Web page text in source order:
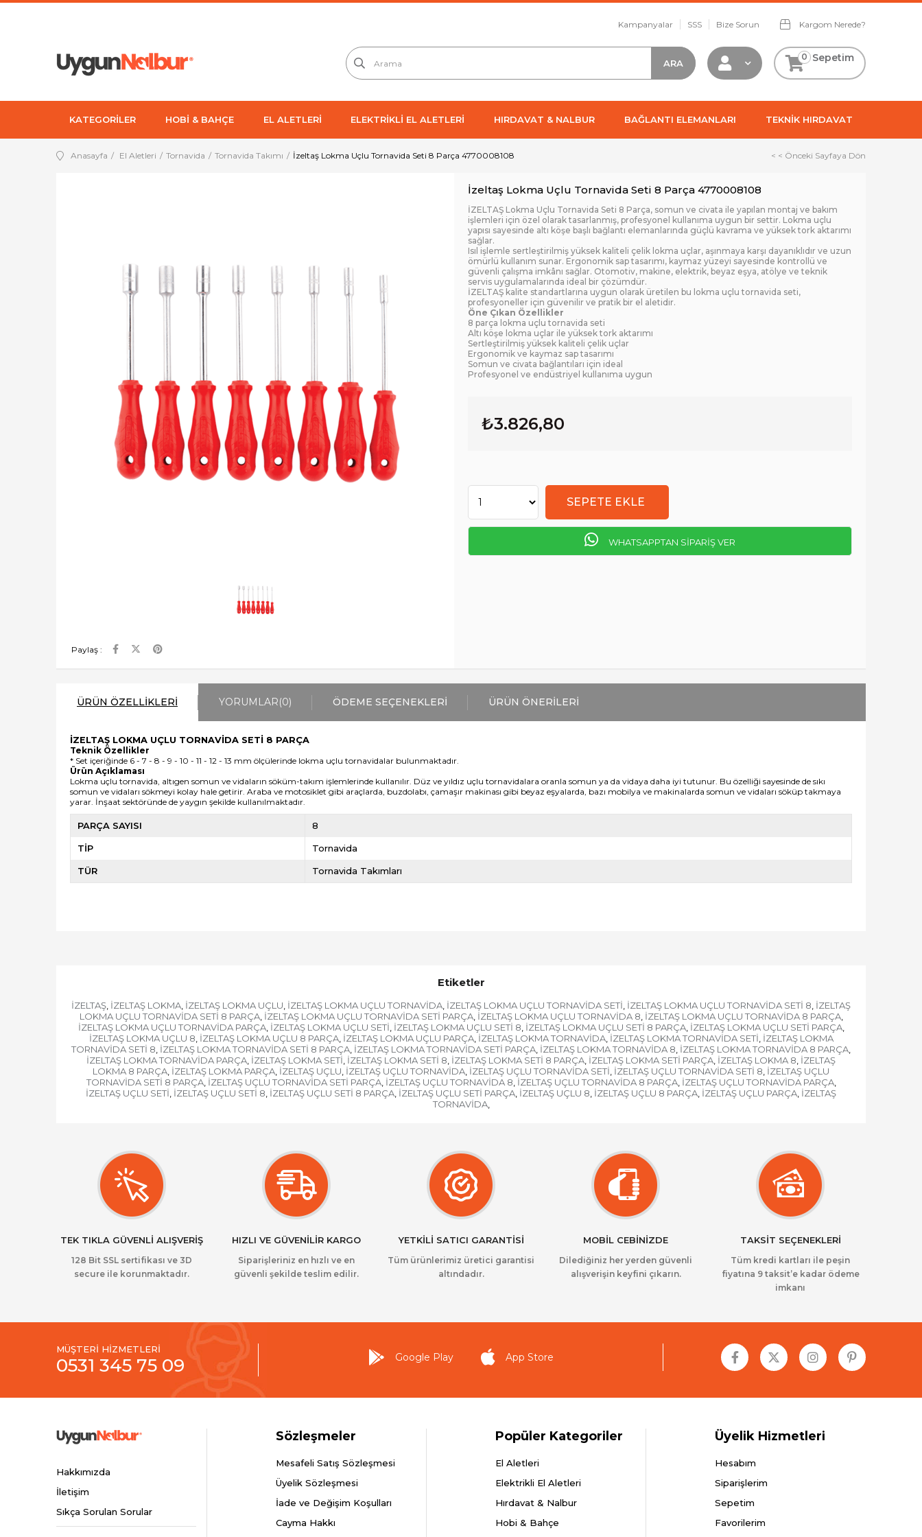
Kampanyalar SSS Bize Sorun Kargom Nerede?
Sepetim
0
KATEGORİLER HOBİ & BAHÇE EL ALETLERİ ELEKTRİKLİ EL ALETLERİ HIRDAVAT & NALBUR BAĞLANTI ELEMANLARI TEKNİK HIRDAVAT
Anasayfa El Aletleri Tornavida Tornavida Takımı İzeltaş Lokma Uçlu Tornavida Seti 8 Parça 4770008108 < < Önceki Sayfaya Dön
Paylaş :
İzeltaş Lokma Uçlu Tornavida Seti 8 Parça 4770008108
İZELTAŞ Lokma Uçlu Tornavida Seti 8 Parça, somun ve civata ile yapılan montaj ve bakım
işlemleri için özel olarak tasarlanmış, profesyonel kullanıma uygun bir settir. Lokma uçlu
yapısı sayesinde altı köşe başlı bağlantı elemanlarında güçlü kavrama ve yüksek tork aktarımı
sağlar.
Isıl işlemle sertleştirilmiş yüksek kaliteli çelik lokma uçlar, aşınmaya karşı dayanıklıdır ve uzun
ömürlü kullanım sunar. Ergonomik sap tasarımı, kaymaz yüzeyi sayesinde kontrollü ve
güvenli çalışma imkânı sağlar. Otomotiv, makine, elektrik, beyaz eşya, atölye ve teknik
servis uygulamalarında ideal bir çözümdür.
İZELTAŞ kalite standartlarına uygun olarak üretilen bu lokma uçlu tornavida seti,
profesyoneller için güvenilir ve pratik bir el aletidir.
Öne Çıkan Özellikler
8 parça lokma uçlu tornavida seti
Altı köşe lokma uçlar ile yüksek tork aktarımı
Sertleştirilmiş yüksek kaliteli çelik uçlar
Ergonomik ve kaymaz sap tasarımı
Somun ve civata bağlantıları için ideal
Profesyonel ve endüstriyel kullanıma uygun
₺3.826,80
WHATSAPPTAN SİPARİŞ VER
ÜRÜN ÖZELLIKLERI YORUMLAR(0) ÖDEME SEÇENEKLERI ÜRÜN ÖNERILERI
İZELTAŞ LOKMA UÇLU TORNAVİDA SETİ 8 PARÇA
Teknik Özellikler
* Set içeriğinde 6 - 7 - 8 - 9 - 10 - 11 - 12 - 13 mm ölçülerinde lokma uçlu tornavidalar bulunmaktadır.
Ürün Açıklaması
Lokma uçlu tornavida, altıgen somun ve vidaların söküm-takım işlemlerinde kullanılır. Düz ve yıldız uçlu tornavidalara oranla somun ya da vidaya daha iyi tutunur. Bu özelliği sayesinde de sıkı
somun ve vidaları sökmeyi kolay hale getirir. Araba ve motosiklet gibi araçlarda, buzdolabı, çamaşır makinası gibi beyaz eşyalarda, bazı mobilya ve makinalarda somun ve vidaları söküp takmaya
yarar. İnşaat sektöründe de yaygın şekilde kullanılmaktadır.
PARÇA SAYISI 8
TİP Tornavida
TÜR Tornavida Takımları
Etiketler
İZELTAŞ, İZELTAŞ LOKMA, İZELTAŞ LOKMA UÇLU, İZELTAŞ LOKMA UÇLU TORNAVİDA, İZELTAŞ LOKMA UÇLU TORNAVİDA SETİ, İZELTAŞ LOKMA UÇLU TORNAVİDA SETİ 8, İZELTAŞ
LOKMA UÇLU TORNAVİDA SETİ 8 PARÇA, İZELTAŞ LOKMA UÇLU TORNAVİDA SETİ PARÇA, İZELTAŞ LOKMA UÇLU TORNAVİDA 8, İZELTAŞ LOKMA UÇLU TORNAVİDA 8 PARÇA,
İZELTAŞ LOKMA UÇLU TORNAVİDA PARÇA, İZELTAŞ LOKMA UÇLU SETİ, İZELTAŞ LOKMA UÇLU SETİ 8, İZELTAŞ LOKMA UÇLU SETİ 8 PARÇA, İZELTAŞ LOKMA UÇLU SETİ PARÇA,
İZELTAŞ LOKMA UÇLU 8, İZELTAŞ LOKMA UÇLU 8 PARÇA, İZELTAŞ LOKMA UÇLU PARÇA, İZELTAŞ LOKMA TORNAVİDA, İZELTAŞ LOKMA TORNAVİDA SETİ, İZELTAŞ LOKMA
TORNAVİDA SETİ 8, İZELTAŞ LOKMA TORNAVİDA SETİ 8 PARÇA, İZELTAŞ LOKMA TORNAVİDA SETİ PARÇA, İZELTAŞ LOKMA TORNAVİDA 8, İZELTAŞ LOKMA TORNAVİDA 8 PARÇA,
İZELTAŞ LOKMA TORNAVİDA PARÇA, İZELTAŞ LOKMA SETİ, İZELTAŞ LOKMA SETİ 8, İZELTAŞ LOKMA SETİ 8 PARÇA, İZELTAŞ LOKMA SETİ PARÇA, İZELTAŞ LOKMA 8, İZELTAŞ
LOKMA 8 PARÇA, İZELTAŞ LOKMA PARÇA, İZELTAŞ UÇLU, İZELTAŞ UÇLU TORNAVİDA, İZELTAŞ UÇLU TORNAVİDA SETİ, İZELTAŞ UÇLU TORNAVİDA SETİ 8, İZELTAŞ UÇLU
TORNAVİDA SETİ 8 PARÇA, İZELTAŞ UÇLU TORNAVİDA SETİ PARÇA, İZELTAŞ UÇLU TORNAVİDA 8, İZELTAŞ UÇLU TORNAVİDA 8 PARÇA, İZELTAŞ UÇLU TORNAVİDA PARÇA,
İZELTAŞ UÇLU SETİ, İZELTAŞ UÇLU SETİ 8, İZELTAŞ UÇLU SETİ 8 PARÇA, İZELTAŞ UÇLU SETİ PARÇA, İZELTAŞ UÇLU 8, İZELTAŞ UÇLU 8 PARÇA, İZELTAŞ UÇLU PARÇA, İZELTAŞ
TORNAVİDA,
TEK TIKLA GÜVENLİ ALIŞVERİŞ
128 Bit SSL sertifikası ve 3D
secure ile korunmaktadır.
HIZLI VE GÜVENİLİR KARGO
Siparişleriniz en hızlı ve en
güvenli şekilde teslim edilir.
YETKİLİ SATICI GARANTİSİ
Tüm ürünlerimiz üretici garantisi
altındadır.
MOBİL CEBİNİZDE
Dilediğiniz her yerden güvenli
alışverişin keyfini çıkarın.
TAKSİT SEÇENEKLERİ
Tüm kredi kartları ile peşin
fiyatına 9 taksit’e kadar ödeme
imkanı
MÜŞTERİ HİZMETLERİ
0531 345 75 09 Google Play App Store
Hakkımızda
İletişim
Sıkça Sorulan Sorular
Sözleşmeler
Mesafeli Satış Sözleşmesi
Üyelik Sözleşmesi
İade ve Değişim Koşulları
Cayma Hakkı
Popüler Kategoriler
El Aletleri
Elektrikli El Aletleri
Hırdavat & Nalbur
Hobi & Bahçe
Üyelik Hizmetleri
Hesabım
Siparişlerim
Sepetim
Favorilerim